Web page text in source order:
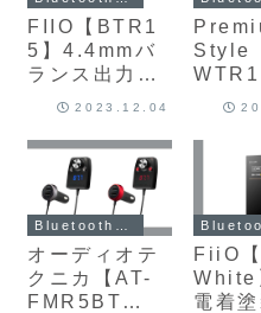
ランスミッタ
ー＆レシーバ
ー
FIIO【BTR1
5】4.4mmバ
ランス出力を
搭載し低ノイ
出力を両立し
た、
Bluetoothレ
シーバー＆
USB DAC搭
載ヘッドホン
アンプ
2023.12.04
Style
WTR1
ホン
様々な
ワイ
楽しめ
ーディ
ンスミ
レシー
オーディオテ
クニカ【AT-
FMR5BT
FiiO
White
電着